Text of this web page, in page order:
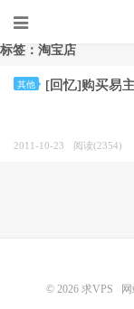
标签：淘宝店
其他 [回忆]购买易
2011-10-23 阅读(2354)
© 2026 求VPS